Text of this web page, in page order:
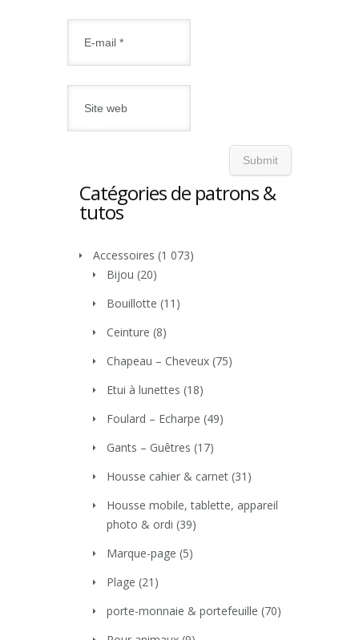
Catégories de patrons &
tutos
Accessoires (1 073)
Bijou (20)
Bouillotte (11)
Ceinture (8)
Chapeau – Cheveux (75)
Etui à lunettes (18)
Foulard – Echarpe (49)
Gants – Guêtres (17)
Housse cahier & carnet (31)
Housse mobile, tablette, appareil
photo & ordi (39)
Marque-page (5)
Plage (21)
porte-monnaie & portefeuille (70)